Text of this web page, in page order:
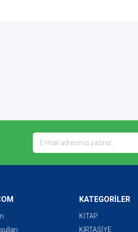
KATEGORİLER
KİTAP
KIRTASİYE